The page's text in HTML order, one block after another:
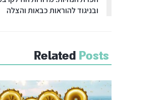
ובניגוד להוראות כבאות והצלה
Related Posts